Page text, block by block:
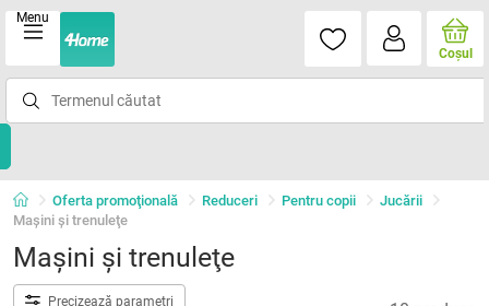
Menu
Coşul
Oferta promoţională Reduceri Pentru copii
Jucării
Maşini şi trenuleţe
Maşini şi trenuleţe
Precizează parametri